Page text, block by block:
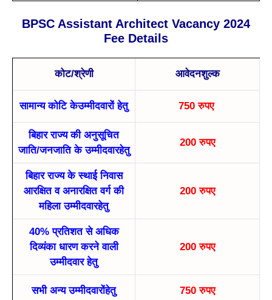
BPSC Assistant Architect Vacancy 2024
Fee Details
कोट/श्रेणी आवेदनशुल्क
सामान्य कोटि केउम्मीदवारों हेतु 750 रुपए
बिहार राज्य की अनुसूचित
जाति/जनजाति के उम्मीदवारहेतु
200 रुपए
बिहार राज्य के स्थाई निवास
आरक्षित व अनारक्षित वर्ग की
महिला उम्मीदवारहेतु
200 रुपए
40% प्रतिशत से अधिक
दिव्यंका धारण करने वाली
उम्मीदवार हेतु
200 रुपए
सभी अन्य उम्मीदवारोंहेतु 750 रुपए